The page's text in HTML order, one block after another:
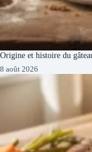
Origine et histoire du
8 août 2026